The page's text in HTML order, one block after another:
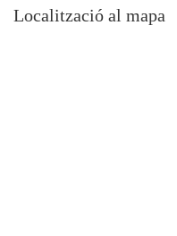
Localització al mapa